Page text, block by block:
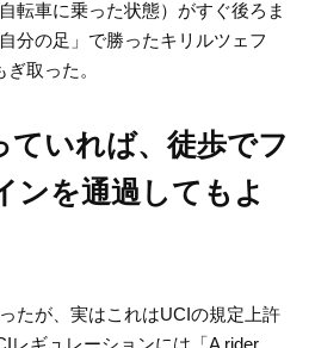
転車に乗った状態）がすぐ後ろま
分の足」で勝ったキリルツェフ
取った。
ていれば、徒歩でフ
ンを通過してもよ
たが、実はこれはUCIの規定上許